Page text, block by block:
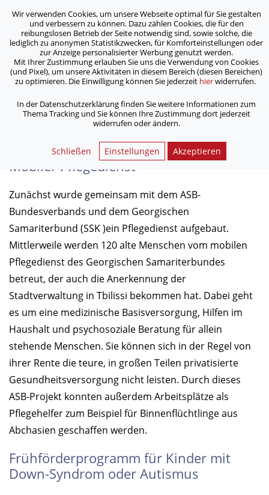
ASB Bonn/Rhein-Sieg/Eifel e.V.
bewegt Menschen
Home / Archiv / Das Engagement des ASB in Georgien
Von 2010 bis 2015 war der ASB Bonn/Rhein-Sieg/Eifel
mit mehreren sozialen Projekten in Tbilissi, der
Mobiler Pflegedienst
Zunächst wurde gemeinsam mit dem ASB-
Bundesverbands und dem Georgischen
Samariterbund (SSK )ein Pflegedienst aufgebaut.
Mittlerweile werden 120 alte Menschen vom mobilen
Pflegedienst des Georgischen Samariterbundes
betreut, der auch die Anerkennung der
Stadtverwaltung in Tbilissi bekommen hat. Dabei geht
es um eine medizinische Basisversorgung, Hilfen im
Haushalt und psychosoziale Beratung für allein
stehende Menschen. Sie können sich in der Regel von
ihrer Rente die teure, in großen Teilen privatisierte
Gesundheitsversorgung nicht leisten. Durch dieses
ASB-Projekt konnten außerdem Arbeitsplätze als
Pflegehelfer zum Beispiel für Binnenflüchtlinge aus
Abchasien geschaffen werden.
Frühförderprogramm für Kinder mit
Down-Syndrom oder Autismus
Wir verwenden Cookies, um unsere Webseite optimal für Sie gestalten
und verbessern zu können. Dazu zählen Cookies, die für den
reibungslosen Betrieb der Seite notwendig sind, sowie solche, die
lediglich zu anonymen Statistikzwecken, für Komforteinstellungen oder
zur Anzeige personalisierter Werbung genutzt werden.
Mit Ihrer Zustimmung erlauben Sie uns die Verwendung von Cookies
(und Pixel), um unsere Aktivitäten in diesem Bereich (diesen Bereichen)
zu optimieren. Die Einwilligung können Sie jederzeit hierwiderrufen.
In der Datenschutzerklärung finden Sie weitere Informationen zum
Thema Tracking und Sie können Ihre Zustimmung dort jederzeit
widerrufen oder ändern.
Schließen Einstellungen Akzeptieren